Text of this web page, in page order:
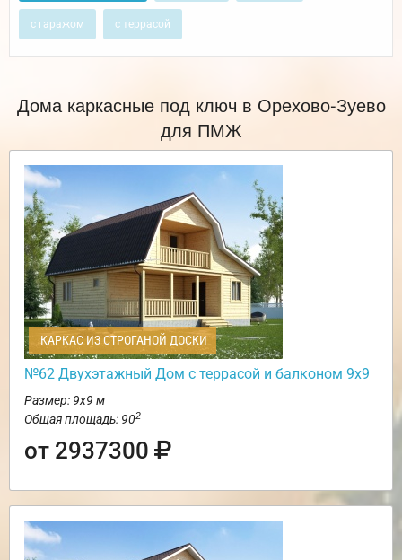
с гаражом с террасой
Дома каркасные под ключ в Орехово-Зуево
для ПМЖ
КАРКАС ИЗ СТРОГАНОЙ ДОСКИ
№62 Двухэтажный Дом с террасой и балконом 9х9
Размер: 9х9 м
Общая площадь: 902
от 2937300